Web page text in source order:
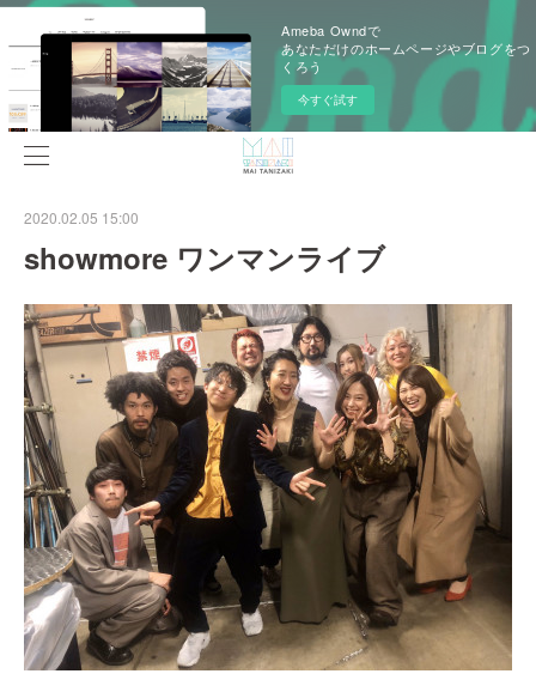
Ameba Owndで
あなただけのホームページやブログをつ
くろう
今すぐ試す
2020.02.05 15:00
showmore ワンマンライブ